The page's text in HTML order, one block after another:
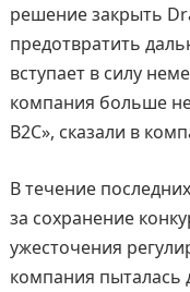
решение закрыть
предотвратить
вступает в силу
компания больше
B2C», сказали в
В течение
за сохранение
ужесточения
компания